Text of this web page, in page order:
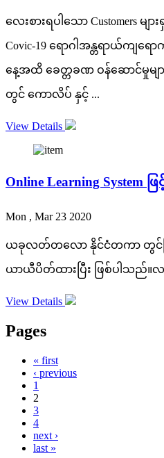
လေးစားရပါသော Customers များ
Covic-19 ရောဂါအန္တရာယ်ကျရ
နေ့အထိ ခေတ္တခဏ ဝန်ဆောင်မှုမျ
တွင် ကောလိပ် နှင့် ...
View Details
Online Learning
Mon , Mar 23 2020
ယခုလတ်တလော နိုင်ငံတကာ တွင်ဖြစ်
ယာယီပိတ်ထားပြီး ဖြစ်ပါသည်
View Details
Pages
« first
‹ previous
1
2
3
4
next ›
last »